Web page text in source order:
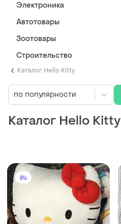
Каталог Hello Kitty
Каталог Hello Kitty
по популярности
Электроника
Автотовары
Зоотовары
Строительство